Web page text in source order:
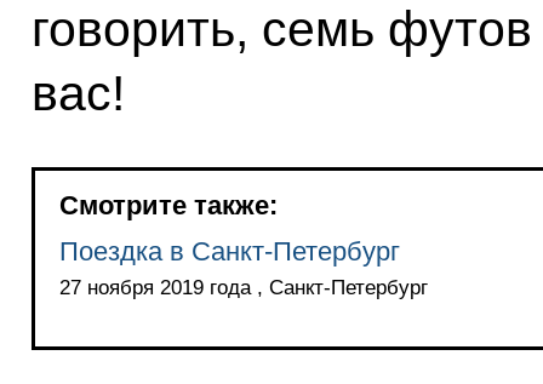
говорить, семь
вас!
Смотрите также:
Поездка в Санкт-Петербург
27 ноября 2019 года , Санкт-Петербург